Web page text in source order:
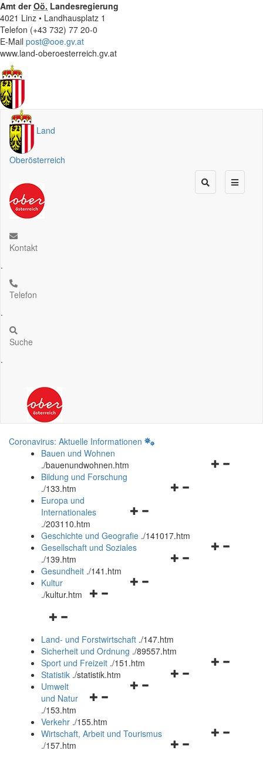
Amt derOö. Landesregierung
4021 Linz • Landhausplatz 1
Telefon (+43 732) 77 20-0
E-Mail post@ooe.gv.at
www.land-oberoesterreich.gv.at
Land
Oberösterreich
Kontakt
.
Telefon
.
Suche
.
Coronavirus: Aktuelle Informationen
Bauen und Wohnen
./bauenundwohnen.htm
Navigationsmenü
Bildung und Forschung
./133.htm
Navigationsmenü
und
schließen
Europa und
Internationales
./203110.htm
Geschichte und Geografie ./141017.htm
Navigationsmenü
Gesellschaft und Soziales
./139.htm
Navigationsmenü
Gesundheit ./141.htm
Navigationsmenü
Kultur
./kultur.htm
Navigationsmenü
und
schließen
Land- und Forstwirtschaft ./147.htm
Sicherheit und Ordnung ./89557.htm
Navigationsmenü
Sport und Freizeit ./151.htm
Navigationsmenü
Statistik ./statistik.htm
Navigationsmenü
und
schließen
Umwelt
und Natur
./153.htm
Verkehr ./155.htm
Navigationsmenü
Wirtschaft, Arbeit und Tourismus
./157.htm